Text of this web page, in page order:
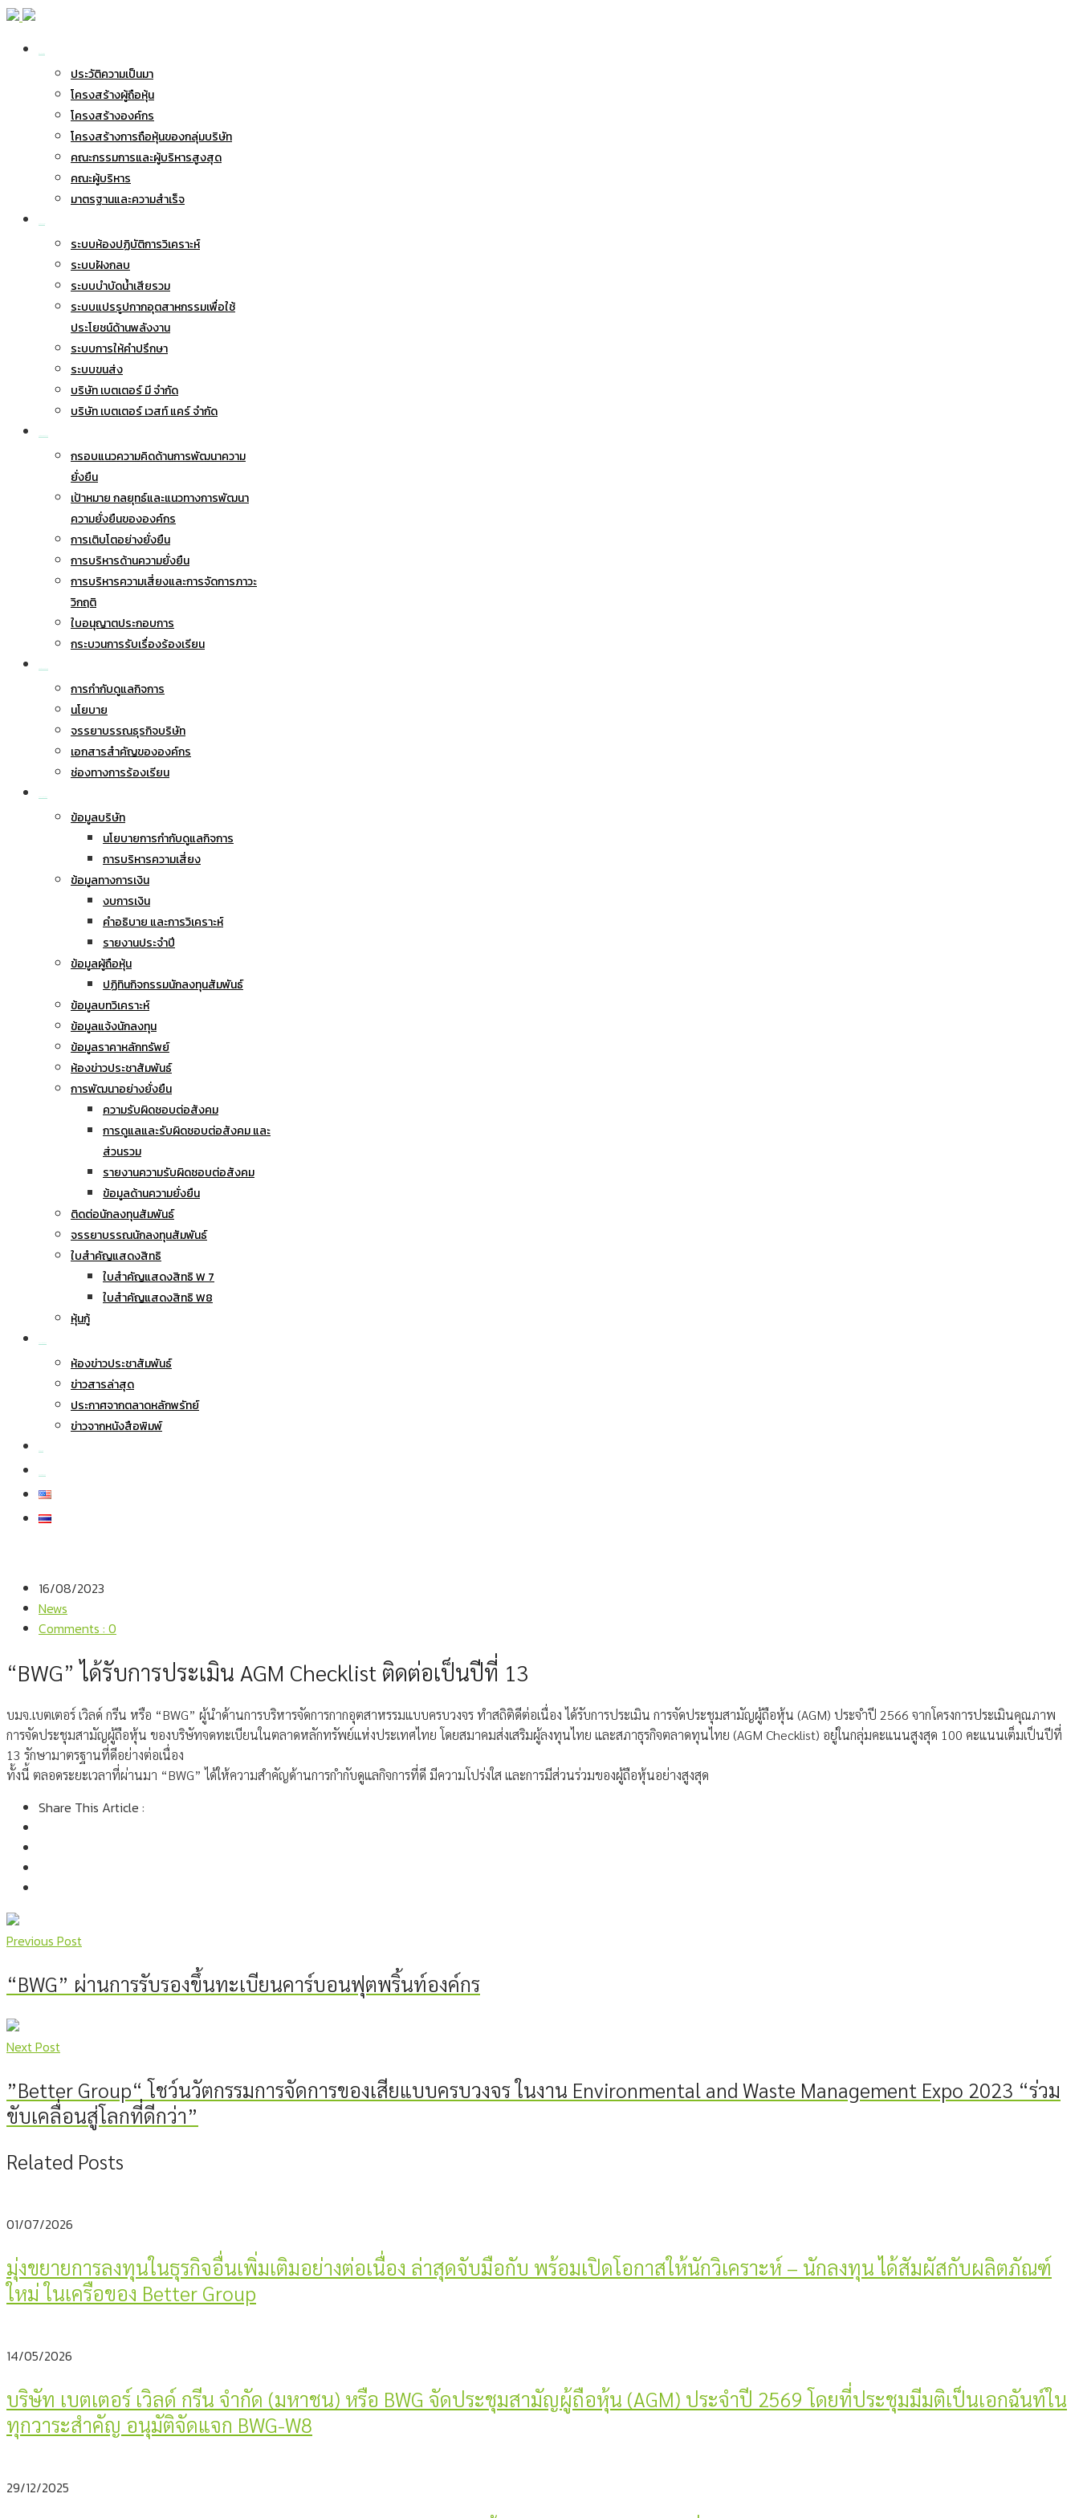
ประวัติความเป็นมา
โครงสร้างผู้ถือหุ้น
โครงสร้างองค์กร
โครงสร้างการถือหุ้นของกลุ่มบริษัท
คณะกรรมการและผู้บริหารสูงสุด
คณะผู้บริหาร
มาตรฐานและความสำเร็จ
ระบบห้องปฏิบัติการวิเคราะห์
ระบบฝังกลบ
ระบบบำบัดน้ำเสียรวม
ระบบแปรรูปกากอุตสาหกรรมเพื่อใช้
ประโยชน์ด้านพลังงาน
ระบบการให้คำปรึกษา
ระบบขนส่ง
บริษัท เบตเตอร์ มี จำกัด
บริษัท เบตเตอร์ เวสท์ แคร์ จำกัด
กรอบแนวความคิดด้านการพัฒนาความ
ยั่งยืน
เป้าหมาย กลยุทธ์และแนวทางการพัฒนา
ความยั่งยืนขององค์กร
การเติบโตอย่างยั่งยืน
การบริหารด้านความยั่งยืน
การบริหารความเสี่ยงและการจัดการภาวะ
วิกฤติ
ใบอนุญาตประกอบการ
กระบวนการรับเรื่องร้องเรียน
การกำกับดูแลกิจการ
นโยบาย
จรรยาบรรณธุรกิจบริษัท
เอกสารสำคัญขององค์กร
ช่องทางการร้องเรียน
ข้อมูลบริษัท
นโยบายการกำกับดูแลกิจการ
การบริหารความเสี่ยง
ข้อมูลทางการเงิน
งบการเงิน
คำอธิบาย และการวิเคราะห์
รายงานประจำปี
ข้อมูลผู้ถือหุ้น
ปฏิทินกิจกรรมนักลงทุนสัมพันธ์
ข้อมูลบทวิเคราะห์
ข้อมูลแจ้งนักลงทุน
ข้อมูลราคาหลักทรัพย์
ห้องข่าวประชาสัมพันธ์
การพัฒนาอย่างยั่งยืน
ความรับผิดชอบต่อสังคม
การดูแลและรับผิดชอบต่อสังคม และ
ส่วนรวม
รายงานความรับผิดชอบต่อสังคม
ข้อมูลด้านความยั่งยืน
ติดต่อนักลงทุนสัมพันธ์
จรรยาบรรณนักลงทุนสัมพันธ์
ใบสำคัญแสดงสิทธิ
ใบสำคัญแสดงสิทธิ W 7
ใบสำคัญแสดงสิทธิ W8
หุ้นกู้
ห้องข่าวประชาสัมพันธ์
ข่าวสารล่าสุด
ประกาศจากตลาดหลักพรัทย์
ข่าวจากหนังสือพิมพ์
16/08/2023
News
Comments : 0
“BWG” ได้รับการประเมิน AGM Checklist ติดต่อเป็นปีที่ 13
บมจ.เบตเตอร์ เวิลด์ กรีน หรือ “BWG” ผู้นำด้านการบริหารจัดการกากอุตสาหรรมแบบครบวงจร ทำสถิติดีต่อเนื่อง ได้รับการประเมิน การจัดประชุมสามัญผู้ถือหุ้น (AGM) ประจำปี 2566 จากโครงการประเมินคุณภาพ
การจัดประชุมสามัญผู้ถือหุ้น ของบริษัทจดทะเบียนในตลาดหลักทรัพย์แห่งประเทศไทย โดยสมาคมส่งเสริมผู้ลงทุนไทย และสภาธุรกิจตลาดทุนไทย (AGM Checklist) อยู่ในกลุ่มคะแนนสูงสุด 100 คะแนนเต็มเป็นปีที่
13 รักษามาตรฐานที่ดีอย่างต่อเนื่อง
ทั้งนี้ ตลอดระยะเวลาที่ผ่านมา “BWG” ได้ให้ความสำคัญด้านการกำกับดูแลกิจการที่ดี มีความโปร่งใส และการมีส่วนร่วมของผู้ถือหุ้นอย่างสูงสุด
Share This Article :
Previous Post
“BWG” ผ่านการรับรองขึ้นทะเบียนคาร์บอนฟุตพริ้นท์องค์กร
Next Post
”Better Group“ โชว์นวัตกรรมการจัดการของเสียแบบครบวงจร ในงาน Environmental and Waste Management Expo 2023 “ร่วม
ขับเคลื่อนสู่โลกที่ดีกว่า”
Related Posts
01/07/2026
มุ่งขยายการลงทุนในธุรกิจอื่นเพิ่มเติมอย่างต่อเนื่อง ล่าสุดจับมือกับ พร้อมเปิดโอกาสให้นักวิเคราะห์ – นักลงทุน ได้สัมผัสกับผลิตภัณฑ์
ใหม่ ในเครือของ Better Group
14/05/2026
บริษัท เบตเตอร์ เวิลด์ กรีน จำกัด (มหาชน) หรือ BWG จัดประชุมสามัญผู้ถือหุ้น (AGM) ประจำปี 2569 โดยที่ประชุมมีมติเป็นเอกฉันท์ใน
ทุกวาระสำคัญ อนุมัติจัดแจก BWG-W8
29/12/2025